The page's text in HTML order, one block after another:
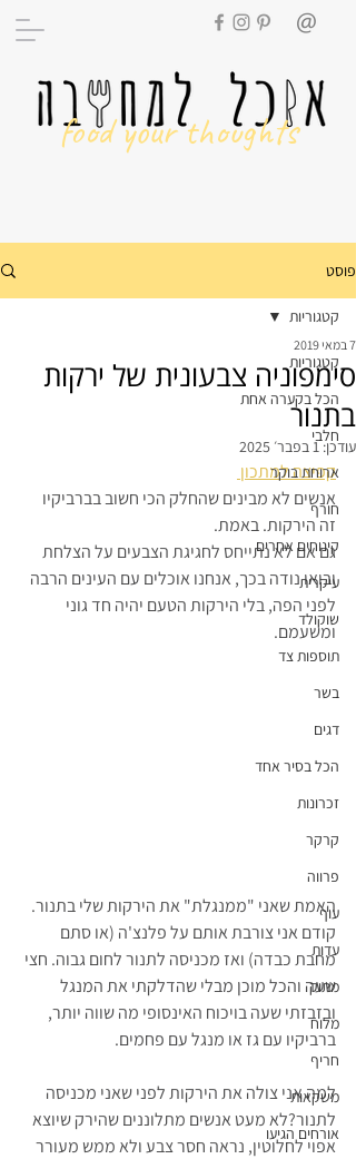
food your thoughts
פוסט
קטגוריות
הכל בקערה אחת
חלבי
ארוחת בוקר
חורף
קינוחים אחרים
עיקרית
שוקולד
תוספות צד
בשר
דגים
הכל בסיר אחד
זכרונות
קרקר
פרווה
עוף
עדות
מתוק
מלוח
חריף
משקאות
אורחים הגיעו
קטגוריות
סימפוניה צבעונית של ירקות
בתנור
7 במאי 2019
עודכן:1 בפבר׳ 2025
קפיצה למתכון
אנשים לא מבינים שהחלק הכי חשוב בברביקיו
זה הירקות. באמת.
גם אם לא נתייחס לחגיגת הצבעים על הצלחת
ובואו נודה בכך, אנחנו אוכלים עם העינים הרבה
לפני הפה, בלי הירקות הטעם יהיה חד גוני
ומשעמם.
האמת שאני "ממנגלת" את הירקות שלי בתנור.
קודם אני צורבת אותם על פלנצ'ה (או סתם
מחבת כבדה) ואז מכניסה לתנור לחום גבוה. חצי
שעה והכל מוכן מבלי שהדלקתי את המנגל
ובזבזתי שעה בויכוח האינסופי מה שווה יותר,
ברביקיו עם גז או מנגל עם פחמים.
למה אני צולה את הירקות לפני שאני מכניסה
לתנור?לא מעט אנשים מתלוננים שהירק שיוצא
אפוי לחלוטין, נראה חסר צבע ולא ממש מעורר